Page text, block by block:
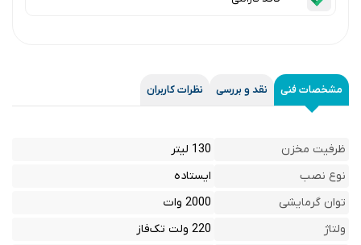
مشخصات فنی نقد و بررسی نظرات کاربران
ظرفیت مخزن
130 لیتر
نوع نصب
ایستاده
توان گرمایشی
2000 وات
ولتاژ
220 ولت تک‌فاز